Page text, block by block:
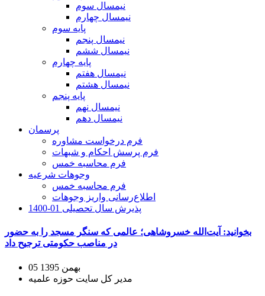
نیمسال سوم
نیمسال چهارم
پایه سوم
نیمسال پنجم
نیمسال ششم
پایه چهارم
نیمسال هفتم
نیمسال هشتم
پایه پنجم
نیمسال نهم
نیمسال دهم
پرسمان
فرم درخواست مشاوره
فرم پرسش احکام و شبهات
فرم محاسبه خمس
وجوهات شرعیه
فرم محاسبه خمس
اطلاع‌رسانی واریز وجوهات
پذیرش سال تحصیلی 01-1400
بخوانید: آیت‌الله خسروشاهی؛ عالمی که سنگر مسجد را به حضور
در مناصب حکومتی ترجیح داد
05 بهمن 1395
مدیر کل سایت حوزه علمیه